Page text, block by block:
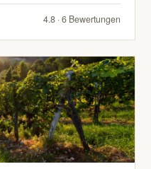
4.8 · 6 Bewertungen